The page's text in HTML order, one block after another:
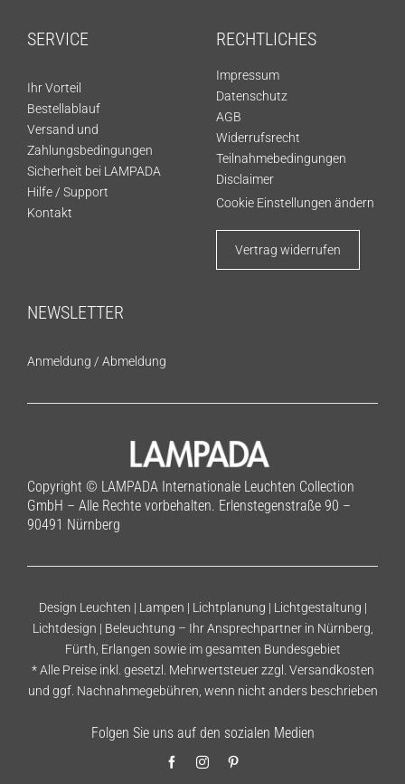
SERVICE
Ihr Vorteil
Bestellablauf
Versand und
Zahlungsbedingungen
Sicherheit bei LAMPADA
Hilfe / Support
Kontakt
RECHTLICHES
Impressum
Datenschutz
AGB
Widerrufsrecht
Teilnahmebedingungen
Disclaimer
Cookie Einstellungen ändern
Vertrag widerrufen
NEWSLETTER
Anmeldung / Abmeldung
Copyright © LAMPADA Internationale Leuchten Collection
GmbH – Alle Rechte vorbehalten. Erlenstegenstraße 90 –
90491 Nürnberg
Design Leuchten | Lampen | Lichtplanung | Lichtgestaltung |
Lichtdesign | Beleuchtung – Ihr Ansprechpartner in Nürnberg,
Fürth, Erlangen sowie im gesamten Bundesgebiet
* Alle Preise inkl. gesetzl. Mehrwertsteuer zzgl. Versandkosten
und ggf. Nachnahmegebühren, wenn nicht anders beschrieben
Folgen Sie uns auf den sozialen Medien